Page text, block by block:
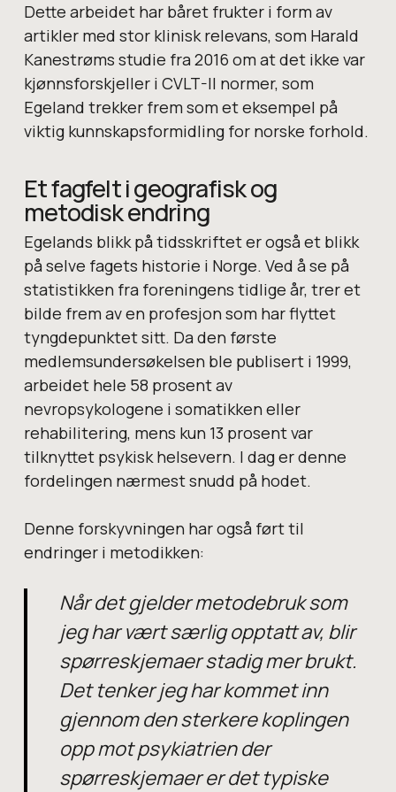
Dette arbeidet har båret frukter i form av
artikler med stor klinisk relevans, som Harald
Kanestrøms studie fra 2016 om at det ikke var
kjønnsforskjeller i CVLT-II normer, som
Egeland trekker frem som et eksempel på
viktig kunnskapsformidling for norske forhold.
Et fagfelt i geografisk og
metodisk endring
Egelands blikk på tidsskriftet er også et blikk
på selve fagets historie i Norge. Ved å se på
statistikken fra foreningens tidlige år, trer et
bilde frem av en profesjon som har flyttet
tyngdepunktet sitt. Da den første
medlemsundersøkelsen ble publisert i 1999,
arbeidet hele 58 prosent av
nevropsykologene i somatikken eller
rehabilitering, mens kun 13 prosent var
tilknyttet psykisk helsevern. I dag er denne
fordelingen nærmest snudd på hodet.
Denne forskyvningen har også ført til
endringer i metodikken:
Når det gjelder metodebruk som
jeg har vært særlig opptatt av, blir
spørreskjemaer stadig mer brukt.
Det tenker jeg har kommet inn
gjennom den sterkere koplingen
opp mot psykiatrien der
spørreskjemaer er det typiske